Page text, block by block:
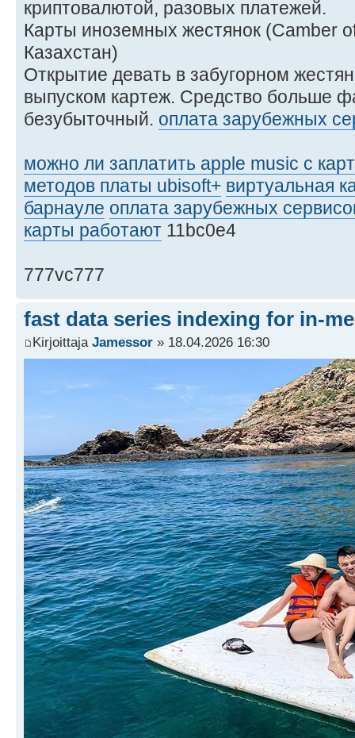
криптовалютой, разовых платежей.
Карты иноземных жестянок (Camber
Казахстан)
Открытие девать в забугорном
выпуском картеж. Средство больше
безубыточный. оплата зарубежных
можно ли заплатить apple music с
методов платы ubisoft+ виртуальная
барнауле оплата зарубежных
карты работают 11bc0e4
777vc777
fast data series indexing for in-
Kirjoittaja Jamessor » 18.04.2026 16:30